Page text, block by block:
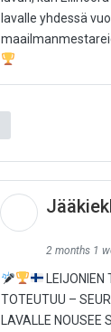
lavalle yhdessä
2 months 1
LEIJONIEN
TOTEUTUU –
LAVALLE NOUSEE